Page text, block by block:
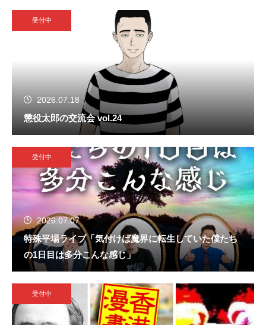
受付中
2026.07.18
懲役太郎の交流会 vol.24
受付中
2026.07.07
特殊平場ライブ「気付けば魔界に転生していた僕たち
の1日目は多分こんな感じ」
受付中